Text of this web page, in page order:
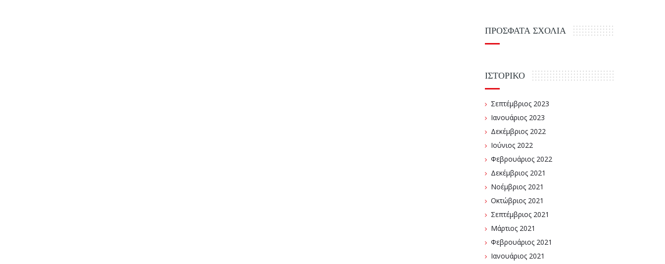
ΠΡΌΣΦΑΤΑ ΣΧΌΛΙΑ
ΙΣΤΟΡΙΚΌ
Σεπτέμβριος 2023
Ιανουάριος 2023
Δεκέμβριος 2022
Ιούνιος 2022
Φεβρουάριος 2022
Δεκέμβριος 2021
Νοέμβριος 2021
Οκτώβριος 2021
Σεπτέμβριος 2021
Μάρτιος 2021
Φεβρουάριος 2021
Ιανουάριος 2021